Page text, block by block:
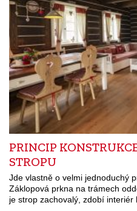
PRINCIP
STROPU
Jde vlastně o velmi jednoduchý
Záklopová prkna na trámech
je strop zachovalý, zdobí interiér